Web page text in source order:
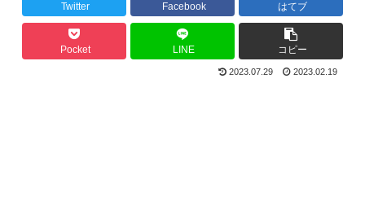
Twitter Facebook はてブ
Pocket LINE コピー
2023.07.29 2023.02.19